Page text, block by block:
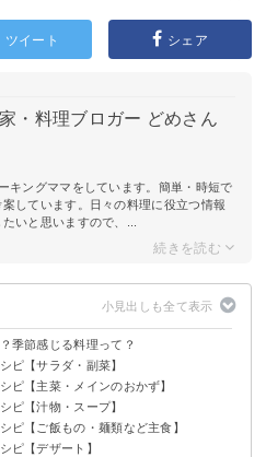
ツイート シェア
・料理ブロガー どめさん
キングママをしています。簡単・時短で
しています。日々の料理に役立つ情報
いと思いますので、...
季節感じる料理って？
ある？
ピ【サラダ・副菜】
の
の甘酢漬け
ラダ
大根の煮付け
和え
ピ【主菜・メインのおかず】
と鶏肉のグラタン
クアパッツァ
け
ーグ
ピ【汁物・スープ】
ーム煮
雨スープ
ピ【ご飯もの・麺類など主食】
き込みご飯
スタ
ピ【デザート】